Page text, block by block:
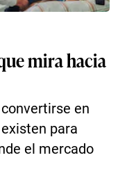
mira hacia
en
para
el mercado